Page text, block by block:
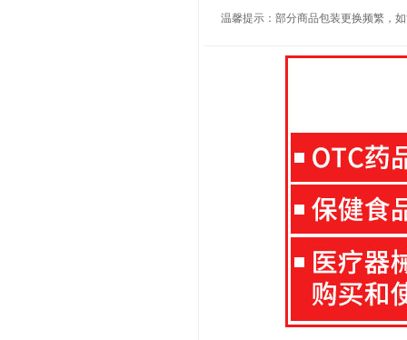
温馨提示：部分商品包装更换频繁，